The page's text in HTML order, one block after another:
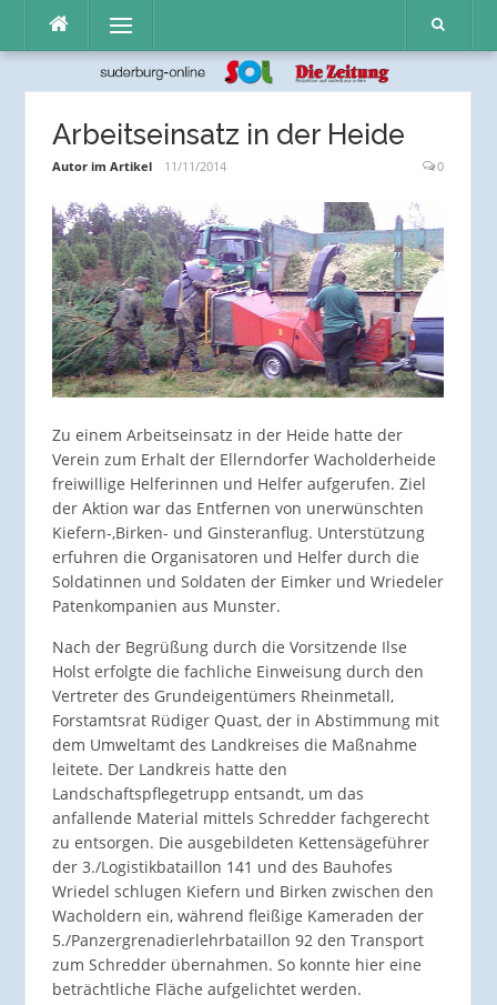
Inhalt
Menü
Arbeitseinsatz in der Heide
Autor im Artikel 11/11/2014 0
Zu einem Arbeitseinsatz in der Heide hatte der
Verein zum Erhalt der Ellerndorfer Wacholderheide
freiwillige Helferinnen und Helfer aufgerufen. Ziel
der Aktion war das Entfernen von unerwünschten
Kiefern-,Birken- und Ginsteranflug. Unterstützung
erfuhren die Organisatoren und Helfer durch die
Soldatinnen und Soldaten der Eimker und Wriedeler
Patenkompanien aus Munster.
Nach der Begrüßung durch die Vorsitzende Ilse
Holst erfolgte die fachliche Einweisung durch den
Vertreter des Grundeigentümers Rheinmetall,
Forstamtsrat Rüdiger Quast, der in Abstimmung mit
dem Umweltamt des Landkreises die Maßnahme
leitete. Der Landkreis hatte den
Landschaftspflegetrupp entsandt, um das
anfallende Material mittels Schredder fachgerecht
zu entsorgen. Die ausgebildeten Kettensägeführer
der 3./Logistikbataillon 141 und des Bauhofes
Wriedel schlugen Kiefern und Birken zwischen den
Wacholdern ein, während fleißige Kameraden der
5./Panzergrenadierlehrbataillon 92 den Transport
zum Schredder übernahmen. So konnte hier eine
beträchtliche Fläche aufgelichtet werden.